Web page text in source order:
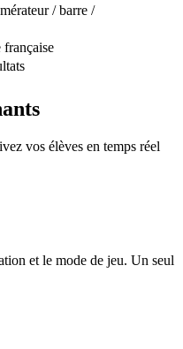
/ barre /
vos élèves en temps réel
et le mode de jeu. Un seul